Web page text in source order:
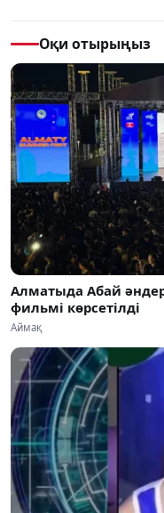
Оқи отырыңыз
Алматыда Абай
фильмі көрсетілді
Аймақ